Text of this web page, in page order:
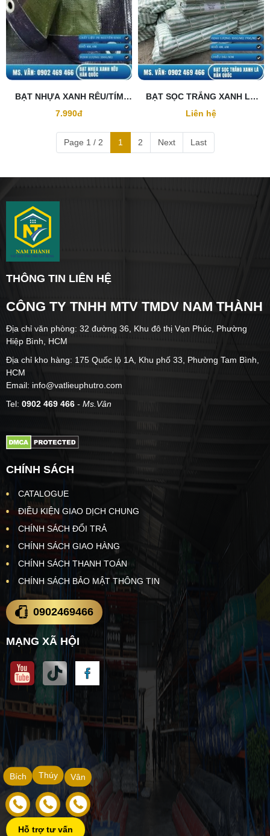
BẠT NHỰA XANH RÊU/TÍM
HÀN QUỐC
7.990đ
BẠT SỌC TRẮNG XANH LÁ
HÀN QUỐC
Liên hệ
Page 1 / 2 1 2 Next Last
THÔNG TIN LIÊN HỆ
CÔNG TY TNHH MTV TMDV NAM THÀNH
Địa chỉ văn phòng: 32 đường 36, Khu đô thị Vạn Phúc, Phường
Hiệp Bình, HCM
Địa chỉ kho hàng: 175 Quốc lộ 1A, Khu phố 33, Phường Tam Bình,
HCM
Email: info@vatlieuphutro.com
Tel: 0902 469 466 - Ms.Vân
CHÍNH SÁCH
CATALOGUE
ĐIỀU KIỆN GIAO DỊCH CHUNG
CHÍNH SÁCH ĐỔI TRẢ
CHÍNH SÁCH GIAO HÀNG
CHÍNH SÁCH THANH TOÁN
CHÍNH SÁCH BẢO MẬT THÔNG TIN
0902469466
MẠNG XÃ HỘI
Vân
Thúy
Bích
Hỗ trợ tư vấn